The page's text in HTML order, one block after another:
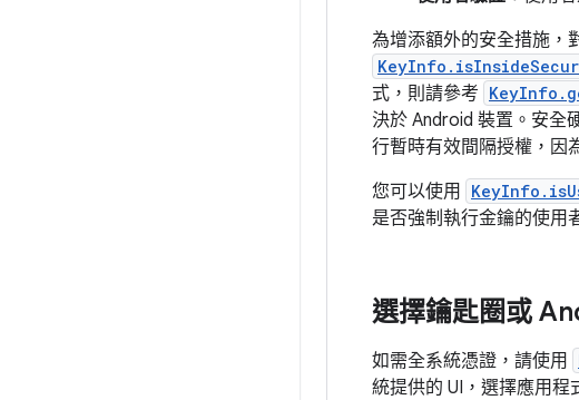
為增添額外的安全措施，
式，則請參考
決於 Android 裝置。安全
行暫時有效間隔授權，因
您可以使用
是否強制執行金鑰的使用
選擇鑰匙圈或
如需全系統憑證，請使用
統提供的 UI，選擇應用